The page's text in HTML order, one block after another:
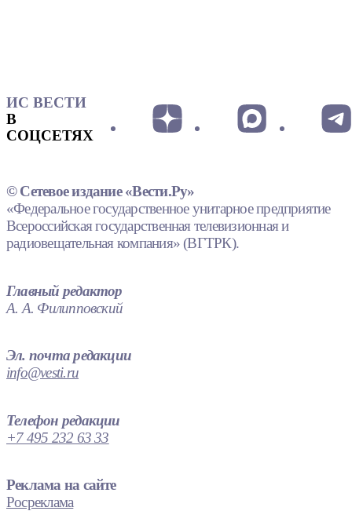
ИС ВЕСТИ
В
СОЦСЕТЯХ
© Сетевое издание «Вести.Ру»
«Федеральное государственное унитарное предприятие
Всероссийская государственная телевизионная и
радиовещательная компания» (ВГТРК).
Главный редактор
А. А. Филипповский
Эл. почта редакции
info@vesti.ru
Телефон редакции
+7 495 232 63 33
Реклама на сайте
Росреклама